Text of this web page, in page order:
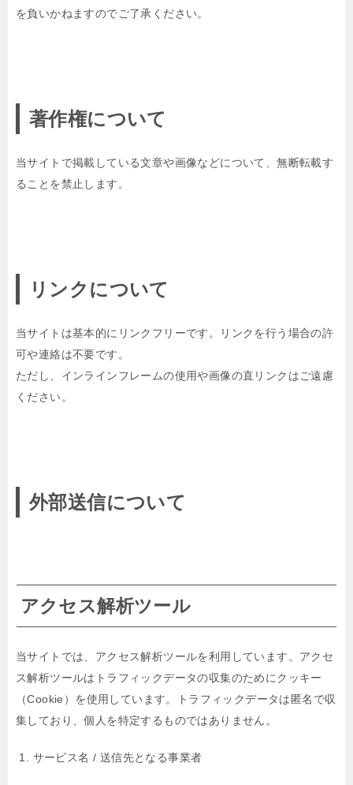
を負いかねますのでご了承ください。
著作権について
当サイトで掲載している文章や画像などについて、無断転載す
ることを禁止します。
リンクについて
当サイトは基本的にリンクフリーです。リンクを行う場合の許
可や連絡は不要です。
ただし、インラインフレームの使用や画像の直リンクはご遠慮
ください。
外部送信について
アクセス解析ツール
当サイトでは、アクセス解析ツールを利用しています。アクセ
ス解析ツールはトラフィックデータの収集のためにクッキー
（Cookie）を使用しています。トラフィックデータは匿名で収
集しており、個人を特定するものではありません。
サービス名 / 送信先となる事業者